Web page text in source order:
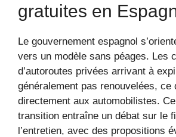
gratuites en
Le gouvernement espagnol
vers un modèle sans péages. Les
d’autoroutes privées arrivant à
généralement pas renouvelées, ce
directement aux automobilistes.
transition entraîne un débat sur le
l’entretien, avec des propositions